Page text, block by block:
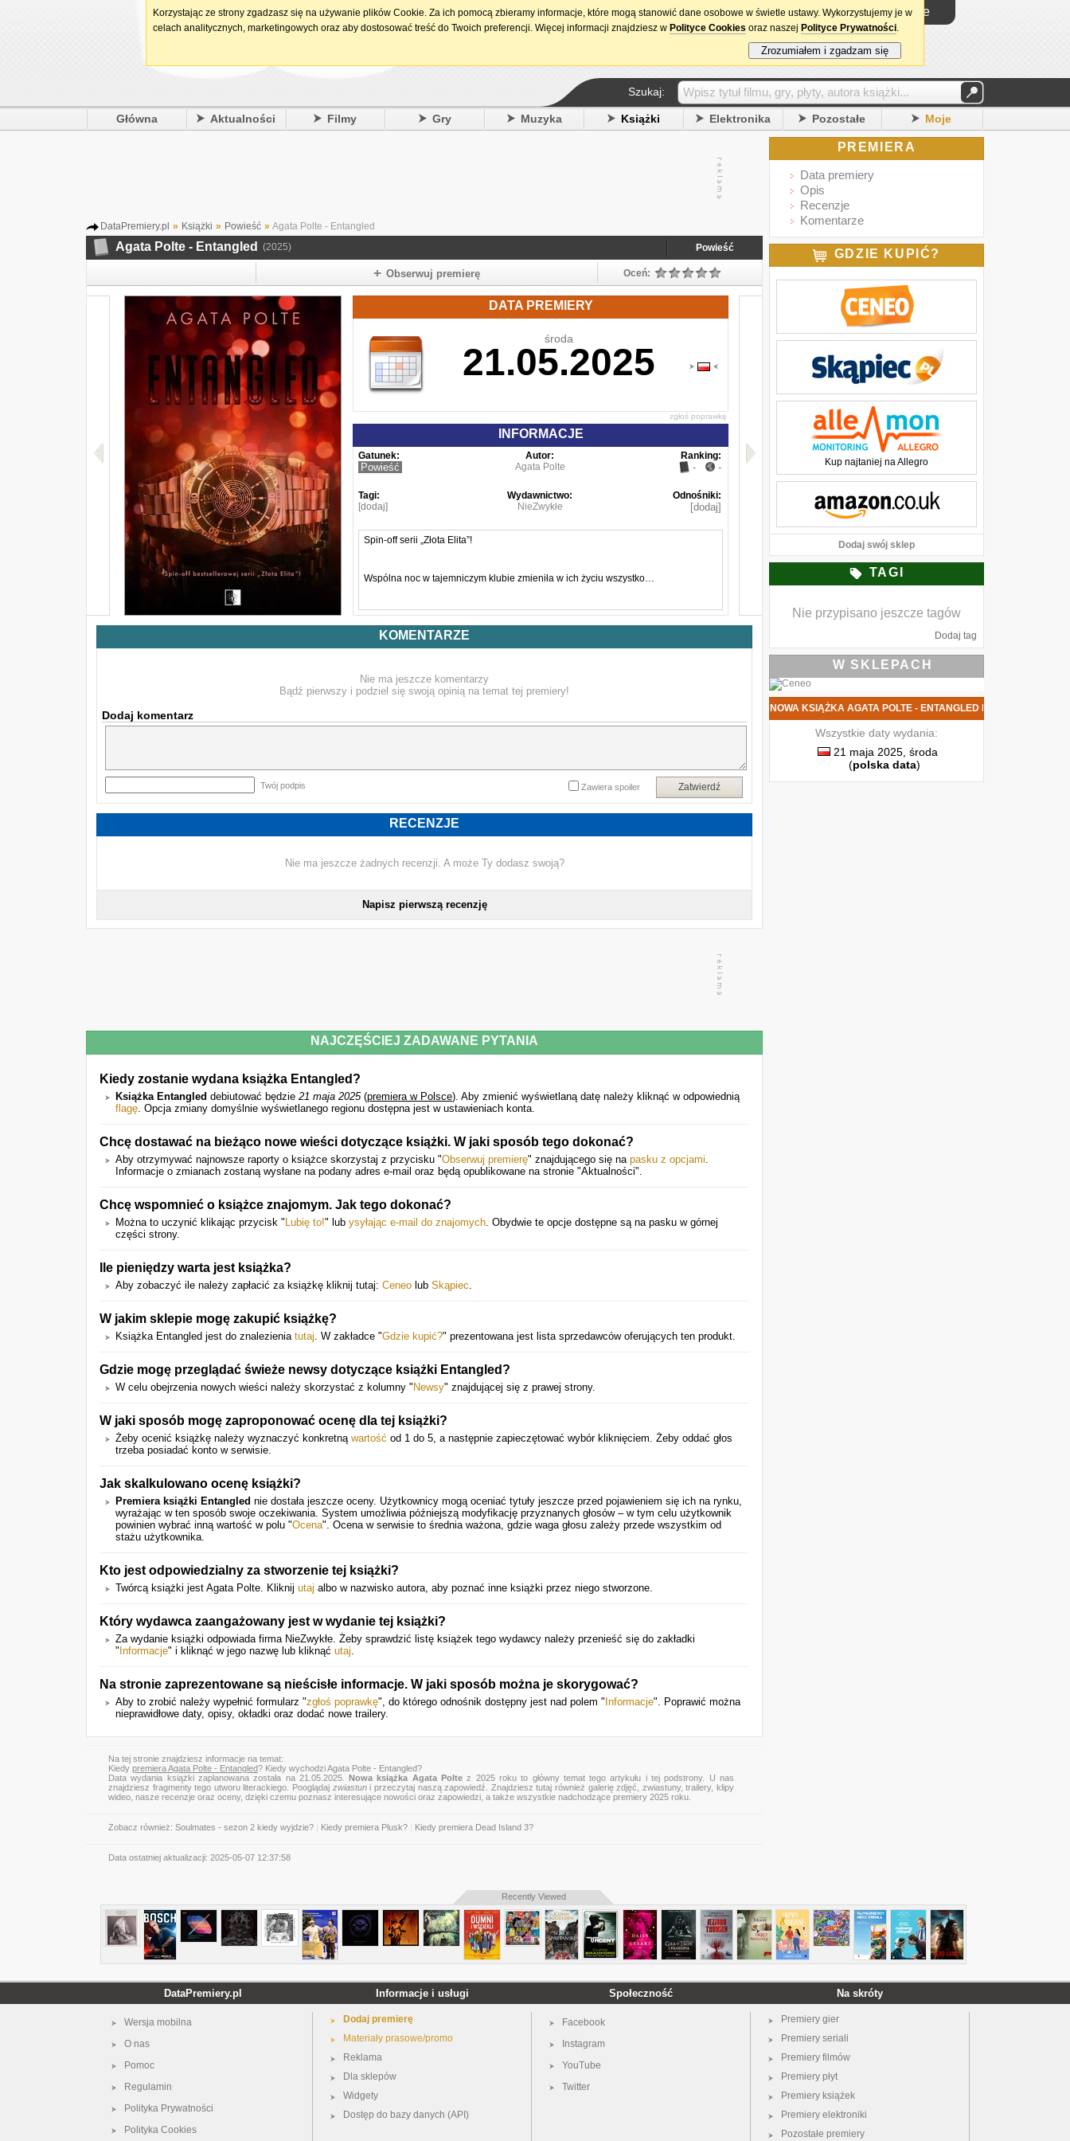
15. urodziny DataPremiery.pl Logowanie
Szukaj:
Główna Aktualności Filmy Gry Muzyka Książki Elektronika Pozostałe Moje
DataPremiery.pl » Książki » Powieść » Agata Polte - Entangled
Agata Polte - Entangled (2025) Powieść
Obserwuj premierę Oceń:
DATA PREMIERY
środa
21.05.2025
zgłoś poprawkę
INFORMACJE
Gatunek:
Powieść
Autor:
Agata Polte
Ranking:
- -
Tagi:
[dodaj]
Wydawnictwo:
NieZwykłe
Odnośniki:
[dodaj]
Spin-off serii „Złota Elita”!
Wspólna noc w tajemniczym klubie zmieniła w ich życiu wszystko…
Matilda Warren ma sprecyzowany plan na przyszłość. Studiuje, pracuje w
rodzinnej firmie cateringowej, a do tego pomaga rodzicom i przyjaciołom oraz
zajmuje się kotem. Wszystko układa się po jej myśli. Do czasu.
Kiedy Tillie otrzymuje wiadomość o śmierci dziadka, od razu wie, że wkrótce
pojawią się problemy. Znany z bezwzględności Edmund Rawson od lat starał się
Tillie bardzo szybko się przekonuje, że sprawa nie będzie prosta. Zwłaszcza że
mężczyzna, który miałby ją reprezentować, to ktoś, kogo zna. I nie spodziewała
Książka zawiera treści nieodpowiednie dla osób poniżej osiemnastego roku
Powyższy opis pochodzi od wydawcy.
KOMENTARZE
Nie ma jeszcze komentarzy
Bądź pierwszy i podziel się swoją opinią na temat tej premiery!
Dodaj komentarz
Twój podpis Zatwierdź
Zawiera spoiler
RECENZJE
Nie ma jeszcze żadnych recenzji. A może Ty dodasz swoją?
Napisz pierwszą recenzję
NAJCZĘŚCIEJ ZADAWANE PYTANIA
Kiedy zostanie wydana książka Entangled?
Książka Entangled debiutować będzie 21 maja 2025(premiera w Polsce). Aby zmienić wyświetlaną datę należy kliknąć w odpowiednią
flagę. Opcja zmiany domyślnie wyświetlanego regionu dostępna jest w ustawieniach konta.
Chcę dostawać na bieżąco nowe wieści dotyczące książki. W jaki sposób tego dokonać?
Aby otrzymywać najnowsze raporty o książce skorzystaj z przycisku "Obserwuj premierę" znajdującego się na pasku z opcjami.
Informacje o zmianach zostaną wysłane na podany adres e-mail oraz będą opublikowane na stronie "Aktualności".
Chcę wspomnieć o książce znajomym. Jak tego dokonać?
Można to uczynić klikając przycisk " Lubię to!" lub ysyłając e-mail do znajomych. Obydwie te opcje dostępne są na pasku w górnej
części strony.
Ile pieniędzy warta jest książka?
Aby zobaczyć ile należy zapłacić za książkę kliknij tutaj: Ceneo lub Skąpiec.
W jakim sklepie mogę zakupić książkę?
Książka Entangled jest do znalezienia tutaj. W zakładce "Gdzie kupić?" prezentowana jest lista sprzedawców oferujących ten produkt.
Gdzie mogę przeglądać świeże newsy dotyczące książki Entangled?
W celu obejrzenia nowych wieści należy skorzystać z kolumny " Newsy" znajdującej się z prawej strony.
W jaki sposób mogę zaproponować ocenę dla tej książki?
Żeby ocenić książkę należy wyznaczyć konkretną wartość od 1 do 5, a następnie zapieczętować wybór kliknięciem. Żeby oddać głos
trzeba posiadać konto w serwisie.
Jak skalkulowano ocenę książki?
Premiera książki Entangled nie dostała jeszcze oceny. Użytkownicy mogą oceniać tytuły jeszcze przed pojawieniem się ich na rynku,
wyrażając w ten sposób swoje oczekiwania. System umożliwia późniejszą modyfikację przyznanych głosów – w tym celu użytkownik
powinien wybrać inną wartość w polu "Ocena". Ocena w serwisie to średnia ważona, gdzie waga głosu zależy przede wszystkim od
stażu użytkownika.
Kto jest odpowiedzialny za stworzenie tej książki?
Twórcą książki jest Agata Polte. Kliknij utaj albo w nazwisko autora, aby poznać inne książki przez niego stworzone.
Który wydawca zaangażowany jest w wydanie tej książki?
Za wydanie książki odpowiada firma NieZwykłe. Żeby sprawdzić listę książek tego wydawcy należy przenieść się do zakładki
" Informacje" i kliknąć w jego nazwę lub kliknąć utaj.
Na stronie zaprezentowane są nieścisłe informacje. W jaki sposób można je skorygować?
Aby to zrobić należy wypełnić formularz "zgłoś poprawkę", do którego odnośnik dostępny jest nad polem " Informacje". Poprawić można
nieprawidłowe daty, opisy, okładki oraz dodać nowe trailery.
Na tej stronie znajdziesz informacje na temat:
Kiedy premiera Agata Polte - Entangled? Kiedy wychodzi Agata Polte - Entangled?
Data wydania książki zaplanowana została na 21.05.2025.Nowa książka Agata Polte z 2025 roku to główny temat tego artykułu i tej podstrony. U nas
znajdziesz fragmenty tego utworu literackiego. Pooglądaj zwiastuni przeczytaj naszą zapowiedź. Znajdziesz tutaj również galerię zdjęć, zwiastuny, trailery, klipy
wideo, nasze recenzje oraz oceny, dzięki czemu poznasz interesujące nowości oraz zapowiedzi, a także wszystkie nadchodzące premiery 2025 roku.
Zobacz również: Soulmates - sezon 2 kiedy wyjdzie? Kiedy premiera Plusk? Kiedy premiera Dead Island 3?
Data ostatniej aktualizacji: 2025-05-07 12:37:58
PREMIERA
Data premiery
Opis
Recenzje
Komentarze
GDZIE KUPIĆ?
Kup najtaniej na Allegro
Dodaj swój sklep
TAGI
Nie przypisano jeszcze tagów
Dodaj tag
W SKLEPACH
NOWA KSIĄŻKA AGATA POLTE - ENTANGLED DATA PREMIERY
Wszystkie daty wydania:
21 maja 2025, środa
(polska data)
Recently Viewed
DataPremiery.pl
Wersja mobilna
O nas
Pomoc
Regulamin
Polityka Prywatności
Polityka Cookies
Informacje i usługi
Dodaj premierę
Materiały prasowe/promo
Reklama
Dla sklepów
Widgety
Dostęp do bazy danych (API)
Społeczność
Facebook
Instagram
YouTube
Twitter
Na skróty
Premiery gier
Premiery seriali
Premiery filmów
Premiery płyt
Premiery książek
Premiery elektroniki
Pozostałe premiery
Korzystając ze strony zgadzasz się na używanie plików Cookie. Za ich pomocą zbieramy informacje, które mogą stanowić dane osobowe w świetle ustawy. Wykorzystujemy je w
celach analitycznych, marketingowych oraz aby dostosować treść do Twoich preferencji. Więcej informacji znajdziesz w Polityce Cookies oraz naszej Polityce Prywatności.
Zrozumiałem i zgadzam się